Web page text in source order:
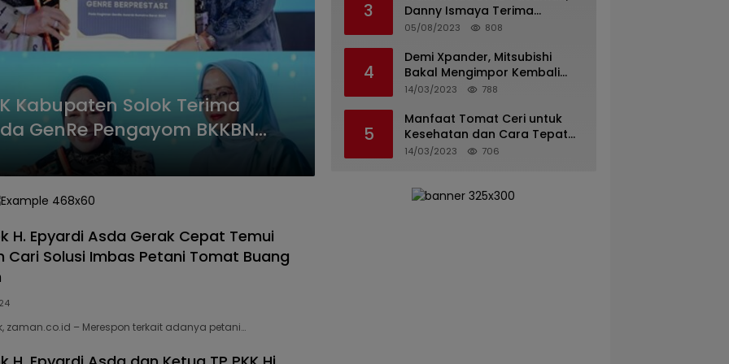
Kabupaten Solok Terima
GenRe Pengayom BKKBN
H. Epyardi Asda Gerak Cepat Temui
Cari Solusi Imbas Petani Tomat Buang
zaman.co.id – Merespon terkait adanya petani…
3
Danny Ismaya Terima
Kunjungan Mahasiswa KKN
05/08/2023 808
4
Demi Xpander, Mitsubishi
Bakal Mengimpor Kembali
Pajero Sport
14/03/2023 788
5
Manfaat Tomat Ceri untuk
Kesehatan dan Cara Tepat
Mengonsumsinya
14/03/2023 706